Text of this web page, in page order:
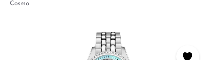
Cosmo
Bildergalerie überspringen